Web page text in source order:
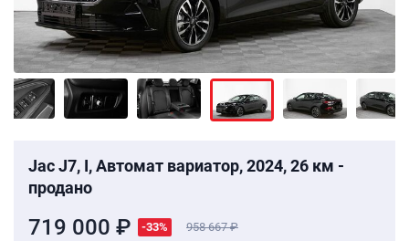
Jac J7, I, Автомат вариатор, 2024, 26 км -
продано
719 000 ₽ -33% 958 667